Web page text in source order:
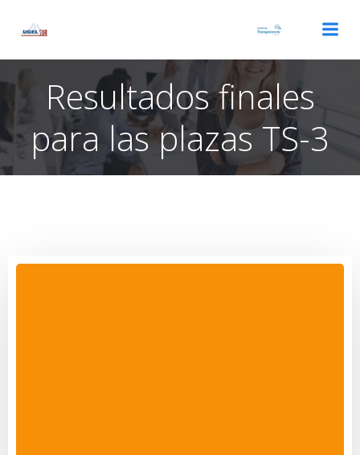
Resultados finales
para las plazas TS-3